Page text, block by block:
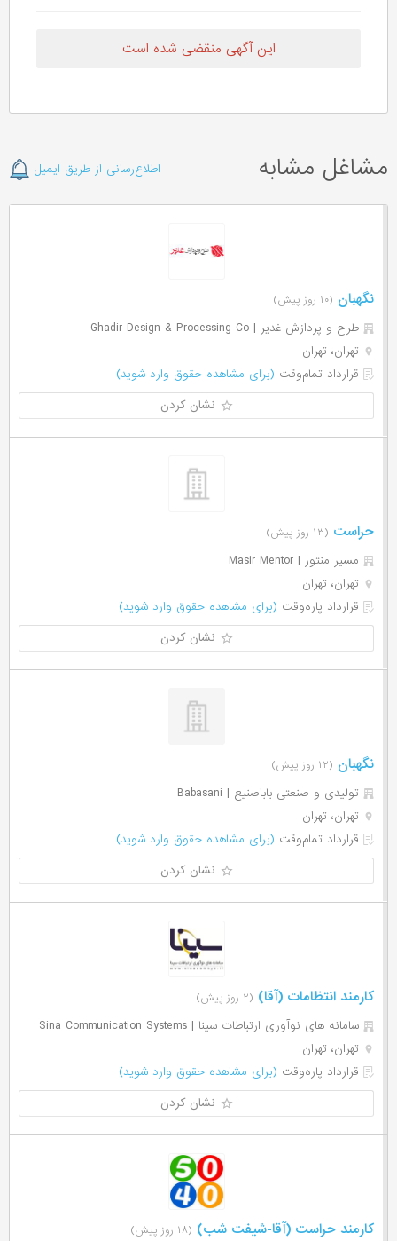
این آگهی منقضی شده است
مشاغل مشابه اطلاع‌رسانی از طریق ایمیل
نگهبان (۱۰ روز پیش)
طرح و پردازش غدیر | Ghadir Design & Processing Co
تهران، تهران
قرارداد تمام‌وقت (برای مشاهده حقوق وارد شوید)
نشان کردن
حراست (۱۳ روز پیش)
مسیر منتور | Masir Mentor
تهران، تهران
قرارداد پاره‌وقت (برای مشاهده حقوق وارد شوید)
نشان کردن
نگهبان (۱۲ روز پیش)
تولیدی و صنعتی باباصنیع | Babasani
تهران، تهران
قرارداد تمام‌وقت (برای مشاهده حقوق وارد شوید)
نشان کردن
کارمند انتظامات (آقا) (۲ روز پیش)
سامانه های نوآوری ارتباطات سینا | Sina Communication Systems
تهران، تهران
قرارداد پاره‌وقت (برای مشاهده حقوق وارد شوید)
نشان کردن
کارمند حراست (آقا-شیفت شب) (۱۸ روز پیش)